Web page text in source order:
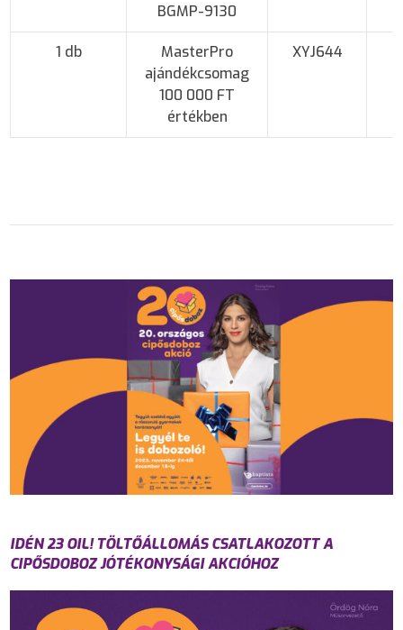
BGMP-9130
1 db
MasterPro
ajándékcsomag
100 000 FT
értékben
XYJ644
IDÉN 23 OIL! TÖLTŐÁLLOMÁS CSATLAKOZOTT A
CIPŐSDOBOZ JÓTÉKONYSÁGI AKCIÓHOZ